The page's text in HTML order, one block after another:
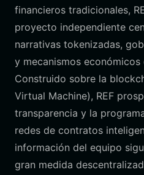
financieros tradicionales,
proyecto independiente
narrativas tokenizadas,
y mecanismos económicos
Construido sobre la
Virtual Machine), REF
transparencia y la
redes de contratos
información del equipo
gran medida